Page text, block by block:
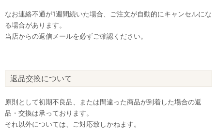
なお連絡不通が1週間続いた場合、ご注文が自動的にキャンセルにな
る場合があります。
当店からの返信メールを必ずご確認ください。
返品交換について
原則として初期不良品、または間違った商品が到着した場合の返
品・交換は承っております。
それ以外については、ご対応致しかねます。